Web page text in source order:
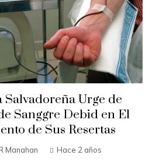
Salvadoreña Urge de
Sanggre Debid en El
de Sus Resertas
Manahan Hace 2 años